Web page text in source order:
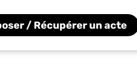
/ Récupérer un acte